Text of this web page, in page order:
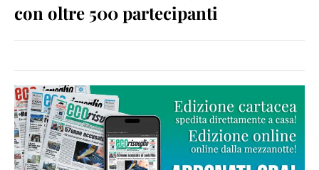
con oltre 500 partecipanti